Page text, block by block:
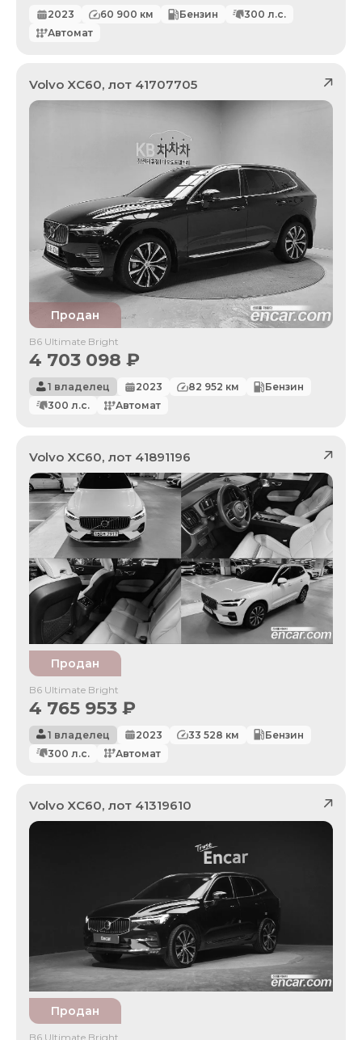
2023 60 900 км Бензин 300 л.с.
Автомат
Volvo XC60, лот 41707705
Продан
B6 Ultimate Bright
4 703 098 ₽
1 владелец 2023 82 952 км
Бензин
300 л.с. Автомат
Volvo XC60, лот 41891196
Продан
B6 Ultimate Bright
4 765 953 ₽
1 владелец 2023 33 528 км
Бензин
300 л.с. Автомат
Volvo XC60, лот 41319610
Продан
B6 Ultimate Bright